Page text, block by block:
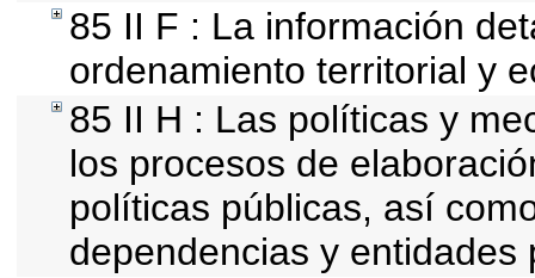
85 II F : La información
ordenamiento territorial y
85 II H : Las políticas y
los procesos de
políticas públicas, así
dependencias y entidades